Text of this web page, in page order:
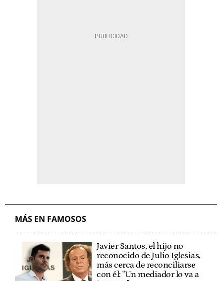
MÁS EN FAMOSOS
Javier Santos, el hijo no
reconocido de Julio Iglesias,
más cerca de reconciliarse
con él: "Un mediador lo va a